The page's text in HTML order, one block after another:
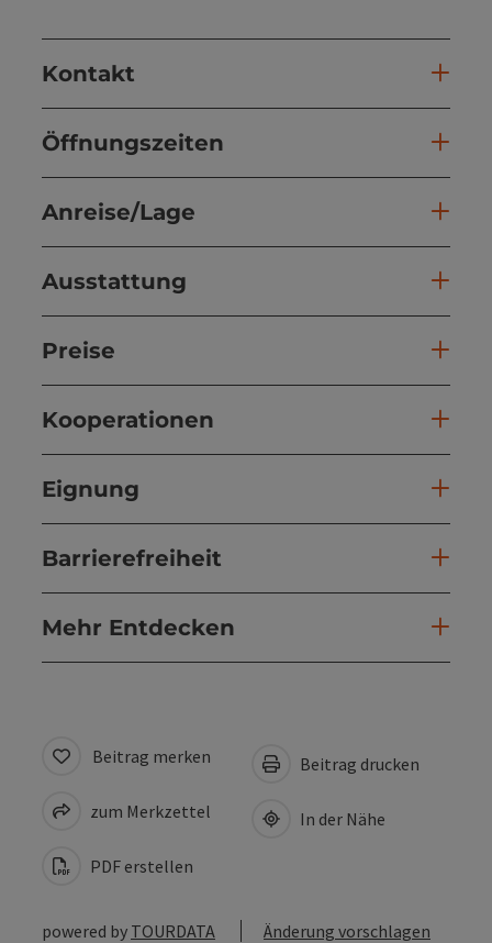
Kontakt
Öffnungszeiten
Anreise/Lage
Ausstattung
Preise
Kooperationen
Eignung
Barrierefreiheit
Mehr Entdecken
Beitrag merken
zum Merkzettel
PDF erstellen
Beitrag drucken
In der Nähe
powered by TOURDATA Änderung vorschlagen